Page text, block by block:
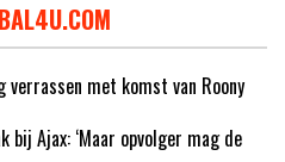
verrassen met komst van Roony
Ajax: ‘Maar opvolger mag de